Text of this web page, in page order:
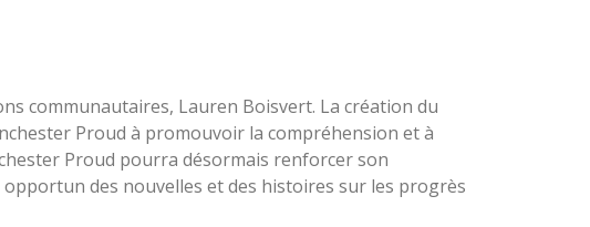
communautaires, Lauren Boisvert. La création du
Proud à promouvoir la compréhension et à
Proud pourra désormais renforcer son
des nouvelles et des histoires sur les progrès